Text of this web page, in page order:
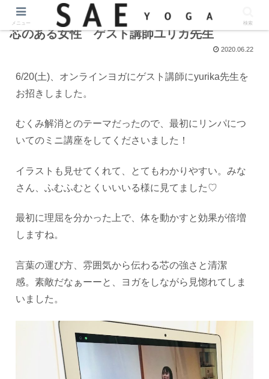
芯のある女性 ゲスト講師ユリカ先生
2020.06.22
6/20(土)、オンラインヨガにゲスト講師にyurika先生を
お招きしました。
むくみ解消とのテーマだったので、最初にリンパにつ
いてのミニ講座をしてくださいました！
イラストも見せてくれて、とてもわかりやすい。 みな
さん、ふむふむとくいいいる様に見てました♡
最初に理屈を分かった上で、体を動かすと効果が倍増
しますね。
言葉の運び方、雰囲気から伝わる芯の強さと清潔
感。 素敵だなぁーーと、ヨガをしながら見惚れてしま
いました。
メニュー 検索